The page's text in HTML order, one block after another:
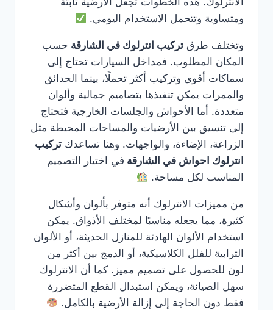
ومتساوية وتتحمل الاستخدام اليومي.
وتختلف طرق تركيب انترلوك في الشارقة حسب
المكان المطلوب. فمداخل السيارات تحتاج إلى
سماكات أقوى وتركيب أكثر تحملًا، بينما الحدائق
والممرات يمكن تنفيذها بتصاميم جمالية وألوان
متعددة. أما الأحواش والجلسات الخارجية فتحتاج
إلى تنسيق بين الأرضيات والمساحات المحيطة مثل
الزراعة، الإضاءة، والواجهات. وهنا تساعدك تركيب
انترلوك احواش في الشارقة في اختيار التصميم
المناسب لكل مساحة.
من مميزات الانترلوك أنه متوفر بألوان وأشكال
كثيرة، مما يجعله مناسبًا لمختلف الأذواق. يمكن
استخدام الألوان الهادئة للمنازل الحديثة، أو الألوان
الترابية للفلل الكلاسيكية، أو الدمج بين أكثر من
لون للحصول على تصميم مميز. كما أن الانترلوك
سهل الصيانة، ويمكن استبدال القطع المتضررة
فقط دون الحاجة إلى إزالة الأرضية بالكامل.